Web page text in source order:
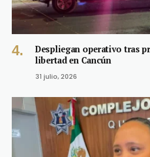
Despliegan operativo tras
libertad en Cancún
31 julio, 2026